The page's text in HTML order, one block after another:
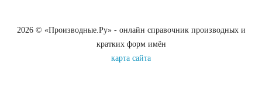
2026 © «Производные.Ру» - онлайн справочник производных и
кратких форм имён
карта сайта